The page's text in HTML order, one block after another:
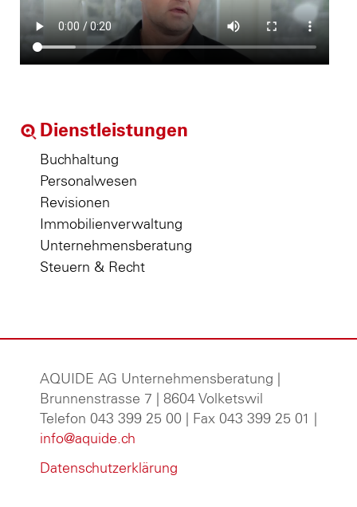
Dienstleistungen
Buchhaltung
Personalwesen
Revisionen
Immobilienverwaltung
Unternehmensberatung
Steuern & Recht
AQUIDE AG Unternehmensberatung
Brunnenstrasse 7 | 8604 Volketswil
Telefon 043 399 25 00 | Fax 043 399 25 01 |
info@aquide.ch
Datenschutzerklärung